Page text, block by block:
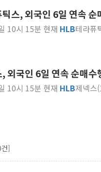
스, 외국인 6일 연속
10시 15분 현재 HLB테라퓨
외국인 6일 연속 순매
10시 15분 현재 HLB제넥스
]